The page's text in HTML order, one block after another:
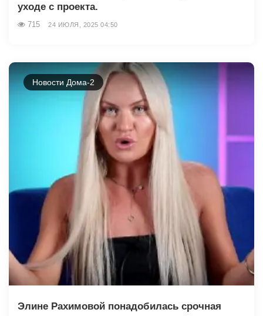
уходе с проекта.
715 24 ИЮЛЯ, 2025 04:50
Новости Дома-2
Элине Рахимовой понадобилась срочная